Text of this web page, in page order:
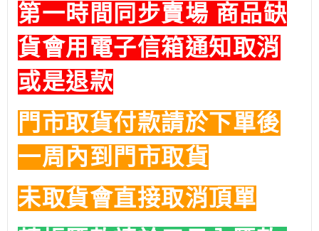
第一時間同步賣場 商品缺
貨會用電子信箱通知取消
或是退款
門市取貨付款請於下單後
一周內到門市取貨
未取貨會直接取消頂單